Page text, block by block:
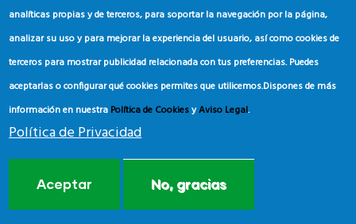
analíticas propias y de terceros, para soportar la navegación por la página,
analizar su uso y para mejorar la experiencia del usuario, así como cookies de
terceros para mostrar publicidad relacionada con tus preferencias. Puedes
aceptarlas o configurar qué cookies permites que utilicemos.Dispones de más
información en nuestra Política de CookiesyAviso Legal.
Política de Privacidad
Aceptar No, gracias